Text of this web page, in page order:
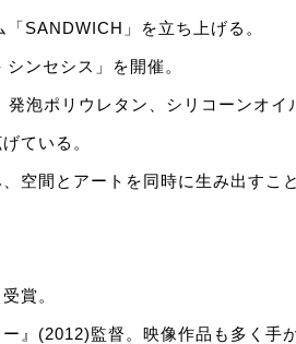
SANDWICH」を立ち上げる。
ンセシス」を開催。
泡ポリウレタン、シリコーンオイ
ている。
空間とアートを同時に生み出すこ
賞。
』(2012)監督。映像作品も多く手